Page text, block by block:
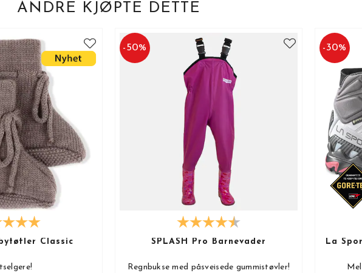
ANDRE KJØPTE DETTE
Classic
-50%
SPLASH Pro Barnevader
Regnbukse med påsveisede gummistøvler!
-30%
La